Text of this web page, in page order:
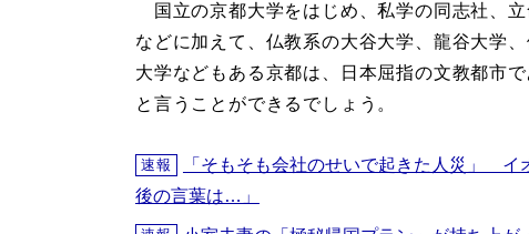
国立の京都大学をはじめ、私学の同志社、立
などに加えて、仏教系の大谷大学、龍谷大学、
大学などもある京都は、日本屈指の文教都市で
と言うことができるでしょう。
速報
「そもそも会社のせいで起きた人災」
後の言葉は…」